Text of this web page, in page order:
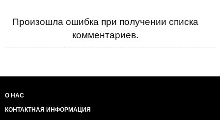
Произошла ошибка при получении списка
комментариев.
О НАС
КОНТАКТНАЯ ИНФОРМАЦИЯ